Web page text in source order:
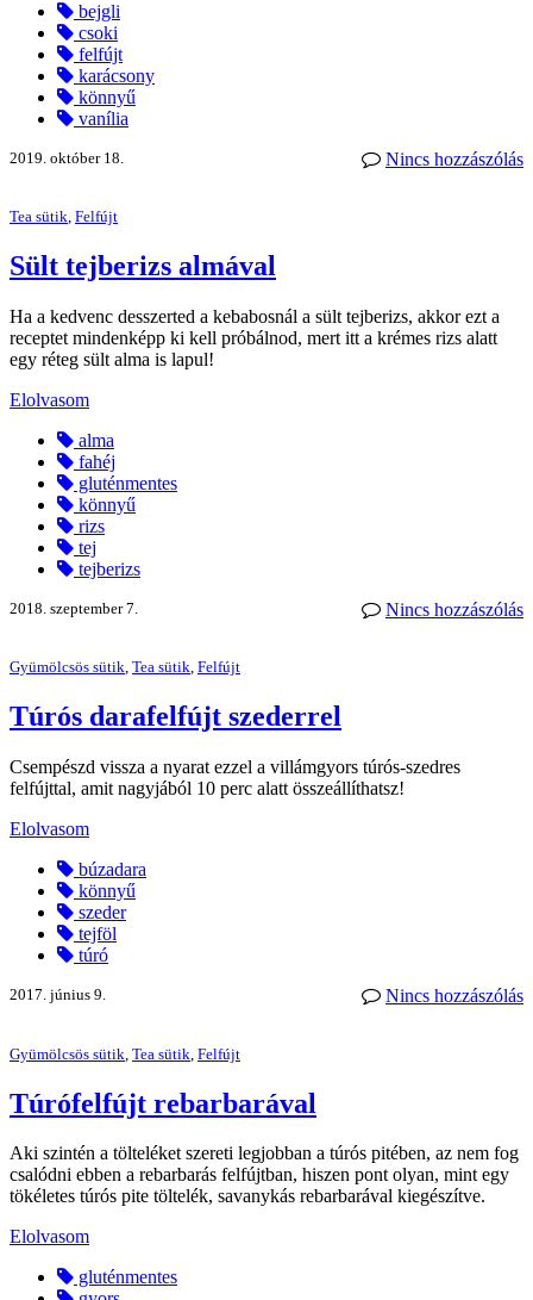
bejgli
csoki
felfújt
karácsony
könnyű
vanília
Nincs hozzászólás
2019. október 18.
Tea sütik, Felfújt
Sült tejberizs almával
Ha a kedvenc desszerted a kebabosnál a sült tejberizs, akkor ezt a
receptet mindenképp ki kell próbálnod, mert itt a krémes rizs alatt
egy réteg sült alma is lapul!
Elolvasom
alma
fahéj
gluténmentes
könnyű
rizs
tej
tejberizs
Nincs hozzászólás
2018. szeptember 7.
Gyümölcsös sütik, Tea sütik, Felfújt
Túrós darafelfújt szederrel
Csempészd vissza a nyarat ezzel a villámgyors túrós-szedres
felfújttal, amit nagyjából 10 perc alatt összeállíthatsz!
Elolvasom
búzadara
könnyű
szeder
tejföl
túró
Nincs hozzászólás
2017. június 9.
Gyümölcsös sütik Tea sütik Felfújt
Túrófelfújt rebarbarával
Aki szintén a tölteléket szereti legjobban a túrós pitében, az nem fog
csalódni ebben a rebarbarás felfújtban, hiszen pont olyan, mint egy
tökéletes túrós pite töltelék, savanykás rebarbarával kiegészítve.
Elolvasom
gluténmentes